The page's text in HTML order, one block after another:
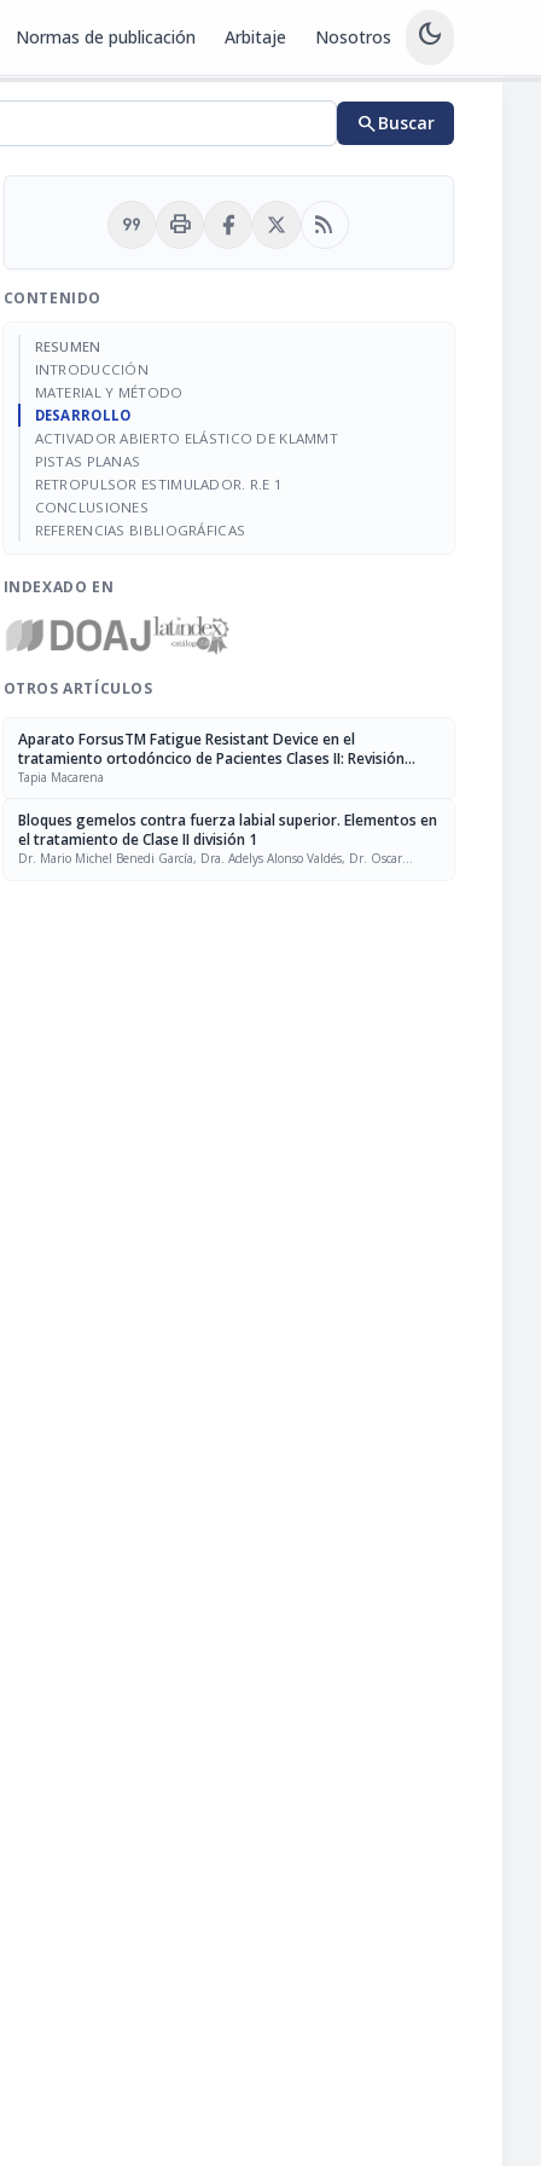
Normas de publicación Arbitaje Nosotros dark_mode
searchBuscar
format_quote print rss_feed
CONTENIDO
RESUMEN
INTRODUCCIÓN
MATERIAL Y MÉTODO
DESARROLLO
ACTIVADOR ABIERTO ELÁSTICO DE KLAMMT
PISTAS PLANAS
RETROPULSOR ESTIMULADOR. R.E 1
CONCLUSIONES
REFERENCIAS BIBLIOGRÁFICAS
INDEXADO EN
OTROS ARTÍCULOS
Aparato ForsusTM Fatigue Resistant Device en el
tratamiento ortodóncico de Pacientes Clases II: Revisión
bibliográfica
Tapia Macarena
Bloques gemelos contra fuerza labial superior. Elementos en
el tratamiento de Clase II división 1
Dr. Mario Michel Benedi García, Dra. Adelys Alonso Valdés, Dr. Oscar